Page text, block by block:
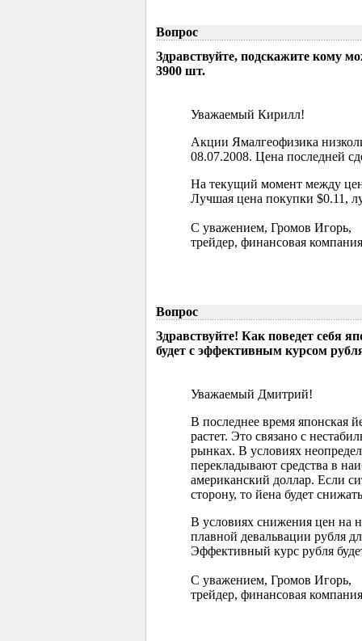
Вопрос
Здравствуйте, подскажите кому
3900 шт.
Уважаемый Кирилл!
Акции Ямалгеофизика
08.07.2008. Цена последней
На текущий момент между
Лучшая цена покупки $0.11,
С уважением, Громов Игорь,
трейдер, финансовая
Вопрос
Здравствуйте! Как поведет себя
будет с эффективным курсом
Уважаемый Дмитрий!
В последнее время
растет. Это связано с
рынках. В условиях
перекладывают средства в
американский доллар. Если
сторону, то йена будет
В условиях снижения цен на
плавной девальвации рубля
Эффективный курс рубля
С уважением, Громов Игорь,
трейдер, финансовая